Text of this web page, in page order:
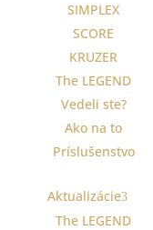
SIMPLEX
SCORE
KRUZER
The LEGEND
Vedeli ste?
Ako na to
Príslušenstvo
Aktualizácie
The LEGEND